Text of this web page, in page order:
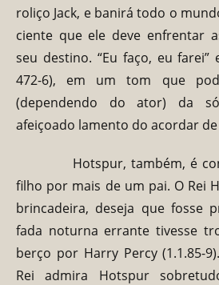
roliço Jack, e banirá todo o
ciente que ele deve enfrentar
seu destino. “Eu faço, eu farei”
472-6), em um tom que
(dependendo do ator) da
afeiçoado lamento do acordar
Hotspur, também, é
filho por mais de um pai. O Rei
brincadeira, deseja que fosse
fada noturna errante tivesse
berço por Harry Percy (1.1.85-
Rei admira Hotspur